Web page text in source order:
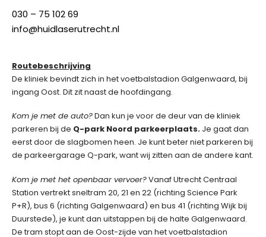
030 – 75 102 69
info@huidlaserutrecht.nl
Routebeschrijving
De kliniek bevindt zich in het voetbalstadion Galgenwaard, bij
ingang Oost. Dit zit naast de hoofdingang.
Kom je met de auto?Dan kun je voor de deur van de kliniek
parkeren bij de Q-park Noord parkeerplaats. Je gaat dan
eerst door de slagbomen heen. Je kunt beter niet parkeren bij
de parkeergarage Q-park, want wij zitten aan de andere kant.
Kom je met het openbaar vervoer?Vanaf Utrecht Centraal
Station vertrekt sneltram 20, 21 en 22 (richting Science Park
P+R), bus 6 (richting Galgenwaard) en bus 41 (richting Wijk bij
Duurstede), je kunt dan uitstappen bij de halte Galgenwaard.
De tram stopt aan de Oost-zijde van het voetbalstadion